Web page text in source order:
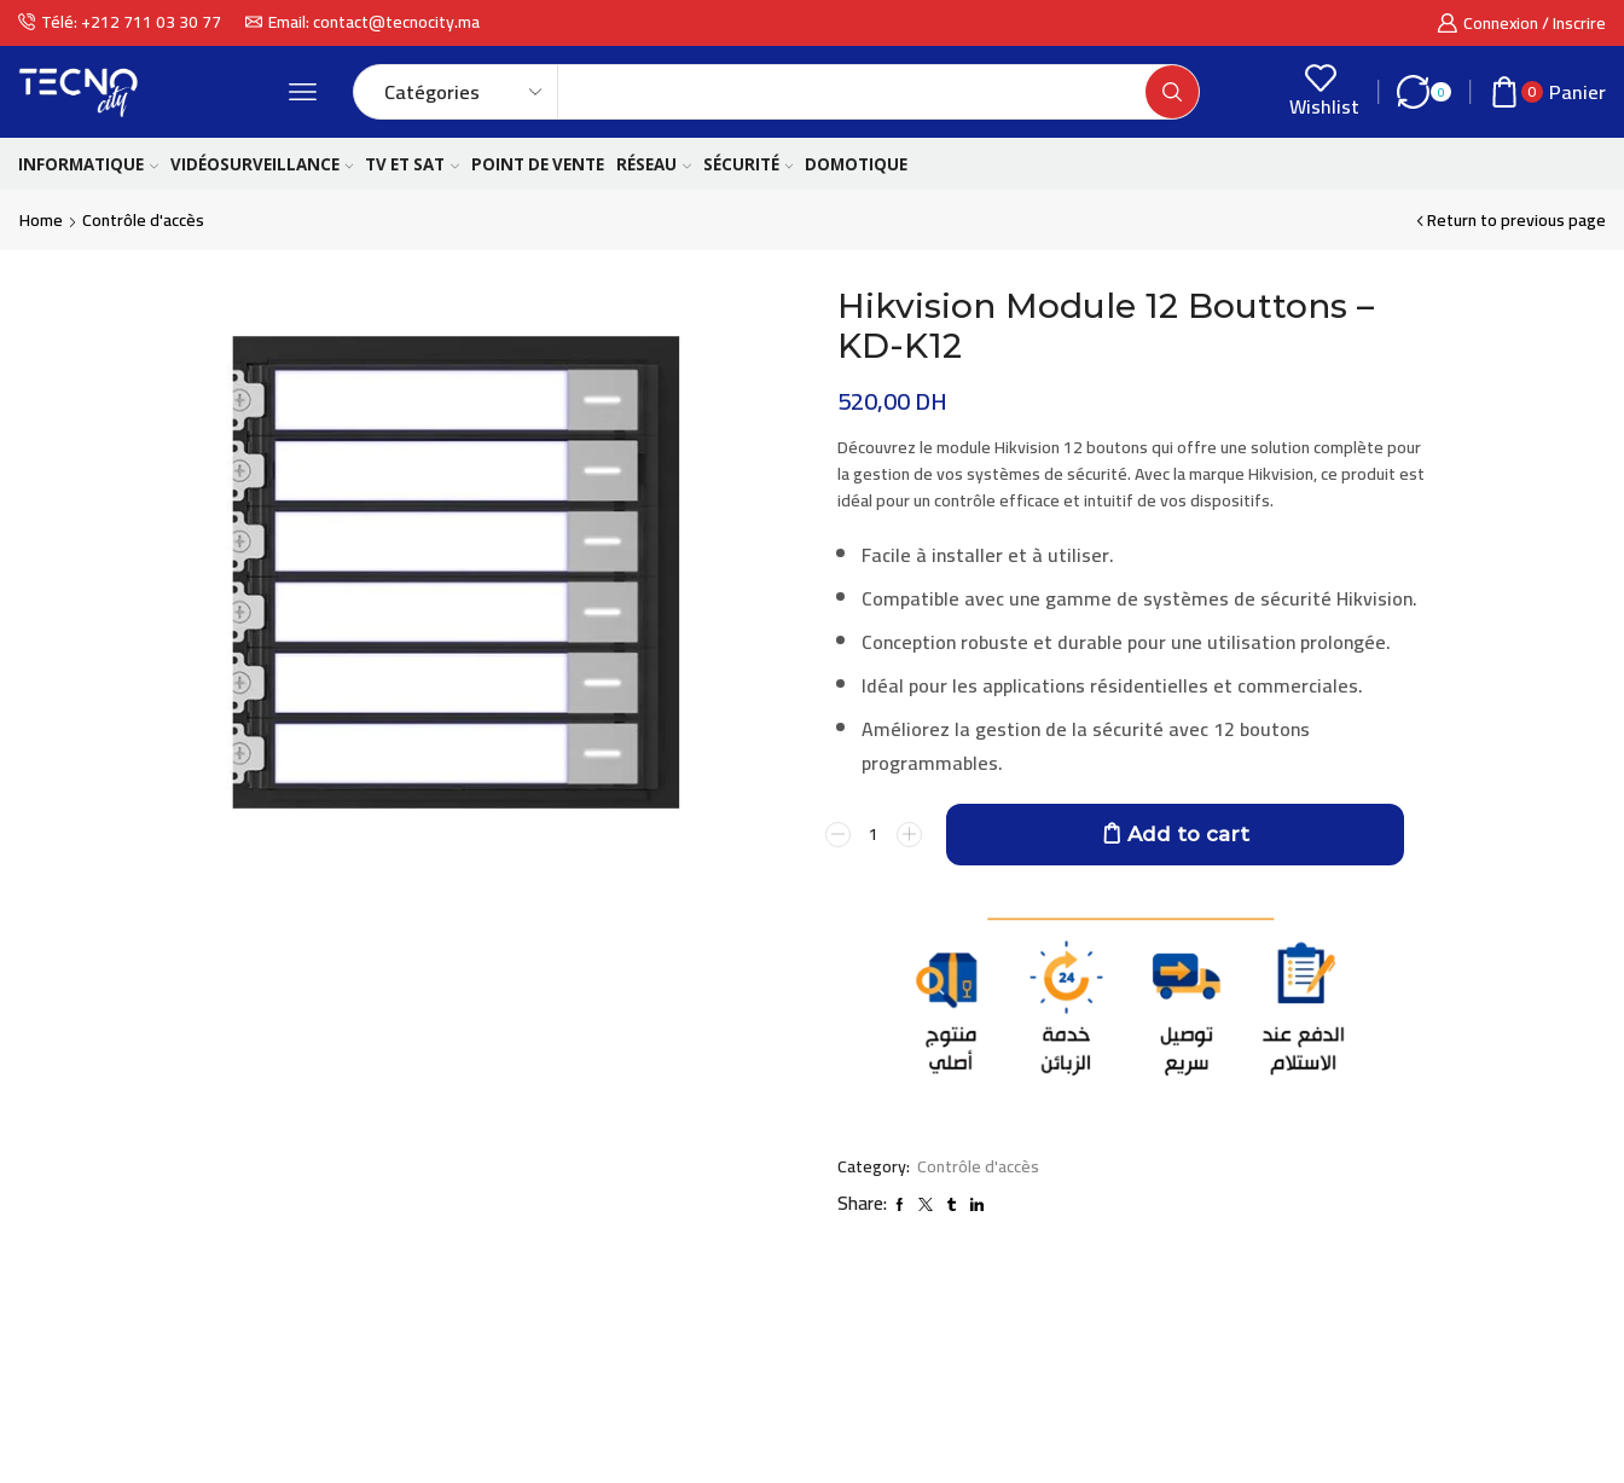
Télé: +212 711 03 30 77 Email: contact@tecnocity.ma Connexion / Inscrire
Wishlist 0 0 Panier
INFORMATIQUE VIDÉOSURVEILLANCE TV ET SAT POINT DE VENTE RÉSEAU SÉCURITÉ DOMOTIQUE
Home Contrôle d'accès Return to previous page
Hikvision Module 12 Bouttons –
KD-K12
520,00DH
Découvrez lemodule Hikvision 12 boutonsqui offre une solution complète pour
la gestion de vos systèmes de sécurité. Avec la marqueHikvision, ce produit est
idéal pour un contrôle efficace et intuitif de vos dispositifs.
Facile à installer et à utiliser.
Compatible avec une gamme de systèmes de sécurité Hikvision.
Conception robuste et durable pour une utilisation prolongée.
Idéal pour les applications résidentielles et commerciales.
Améliorez la gestion de la sécurité avec 12 boutons
programmables.
Add to cart
Category: Contrôle d'accès
Share: